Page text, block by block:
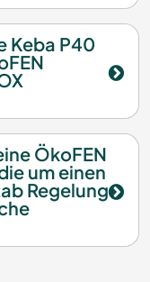
Keba P40
ÖkoFEN
um einen
Regelung